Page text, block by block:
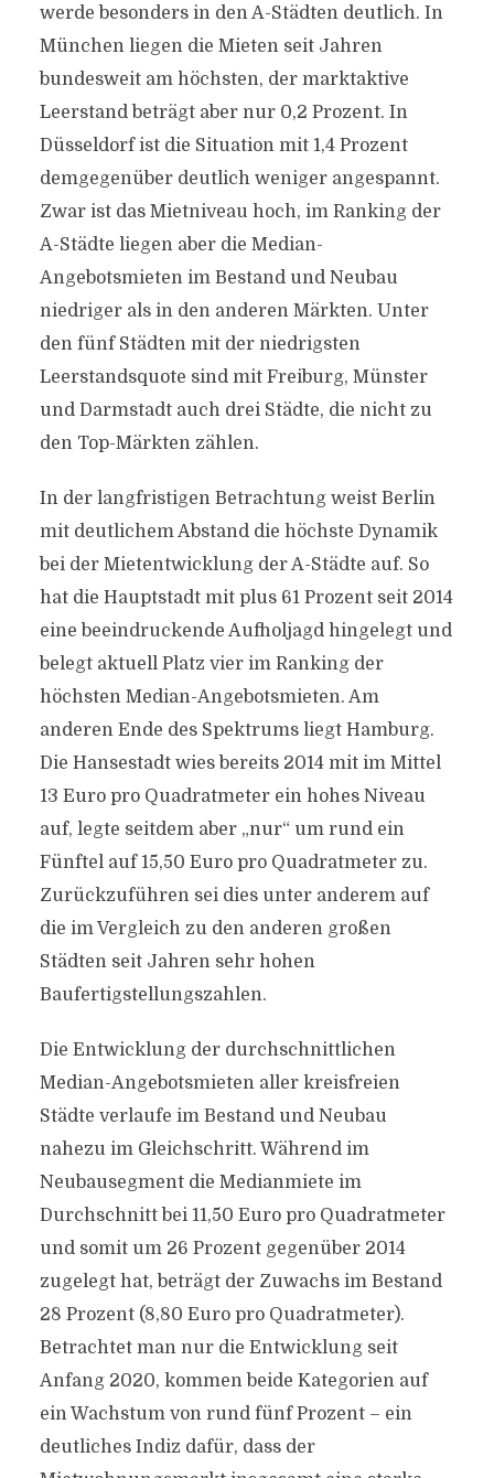
werde besonders in den A-Städten deutlich. In
München liegen die Mieten seit Jahren
bundesweit am höchsten, der marktaktive
Leerstand beträgt aber nur 0,2 Prozent. In
Düsseldorf ist die Situation mit 1,4 Prozent
demgegenüber deutlich weniger angespannt.
Zwar ist das Mietniveau hoch, im Ranking der
A-Städte liegen aber die Median-
Angebotsmieten im Bestand und Neubau
niedriger als in den anderen Märkten. Unter
den fünf Städten mit der niedrigsten
Leerstandsquote sind mit Freiburg, Münster
und Darmstadt auch drei Städte, die nicht zu
den Top-Märkten zählen.
In der langfristigen Betrachtung weist Berlin
mit deutlichem Abstand die höchste Dynamik
bei der Mietentwicklung der A-Städte auf. So
hat die Hauptstadt mit plus 61 Prozent seit 2014
eine beeindruckende Aufholjagd hingelegt und
belegt aktuell Platz vier im Ranking der
höchsten Median-Angebotsmieten. Am
anderen Ende des Spektrums liegt Hamburg.
Die Hansestadt wies bereits 2014 mit im Mittel
13 Euro pro Quadratmeter ein hohes Niveau
auf, legte seitdem aber „nur“ um rund ein
Fünftel auf 15,50 Euro pro Quadratmeter zu.
Zurückzuführen sei dies unter anderem auf
die im Vergleich zu den anderen großen
Städten seit Jahren sehr hohen
Baufertigstellungszahlen.
Die Entwicklung der durchschnittlichen
Median-Angebotsmieten aller kreisfreien
Städte verlaufe im Bestand und Neubau
nahezu im Gleichschritt. Während im
Neubausegment die Medianmiete im
Durchschnitt bei 11,50 Euro pro Quadratmeter
und somit um 26 Prozent gegenüber 2014
zugelegt hat, beträgt der Zuwachs im Bestand
28 Prozent (8,80 Euro pro Quadratmeter).
Betrachtet man nur die Entwicklung seit
Anfang 2020, kommen beide Kategorien auf
ein Wachstum von rund fünf Prozent – ein
deutliches Indiz dafür, dass der